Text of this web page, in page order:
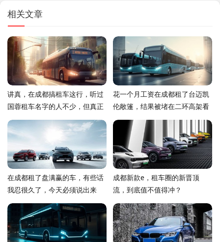
相关文章
讲真，在成都搞租车这行，听过
国蓉租车名字的人不少，但真正
用过的人，评价真是两极分化
花一个月工资在成都租了台迈凯
伦敞篷，结果被堵在二环高架看
老大爷下象棋
在成都租了盘满赢的车，有些话
我忍很久了，今天必须说出来
成都新款e，租车圈的新晋顶
流，到底值不值得冲？